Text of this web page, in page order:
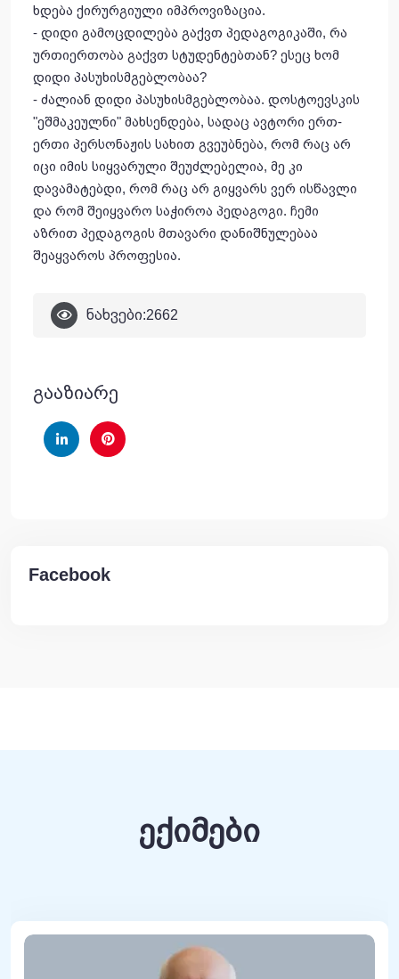
ხდება ქირურგიული იმპროვიზაცია.
- დიდი გამოცდილება გაქვთ პედაგოგიკაში, რა
ურთიერთობა გაქვთ სტუდენტებთან? ესეც ხომ
დიდი პასუხისმგებლობაა?
- ძალიან დიდი პასუხისმგებლობაა. დოსტოევსკის
"ეშმაკეულნი" მახსენდება, სადაც ავტორი ერთ-
ერთი პერსონაჟის სახით გვეუბნება, რომ რაც არ
იცი იმის სიყვარული შეუძლებელია, მე კი
დავამატებდი, რომ რაც არ გიყვარს ვერ ისწავლი
და რომ შეიყვარო საჭიროა პედაგოგი. ჩემი
აზრით პედაგოგის მთავარი დანიშნულებაა
შეაყვაროს პროფესია.
ნახვები:2662
გააზიარე
Facebook
ექიმები